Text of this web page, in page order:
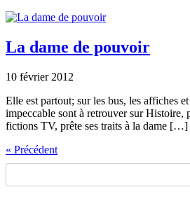
La dame de pouvoir
10 février 2012
Elle est partout; sur les bus, les affiches
impeccable sont à retrouver sur
fictions TV, prête ses traits à la dame […]
« Précédent